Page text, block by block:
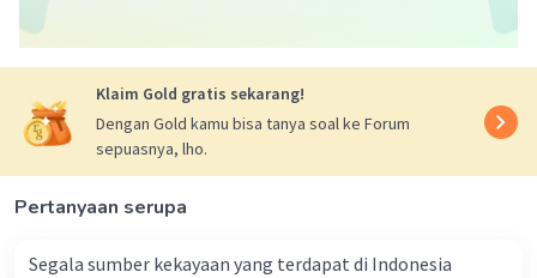
Klaim Gold gratis sekarang!
Dengan Gold kamu bisa tanya soal ke Forum
sepuasnya, lho.
Pertanyaan serupa
Segala sumber kekayaan yang terdapat di Indonesia